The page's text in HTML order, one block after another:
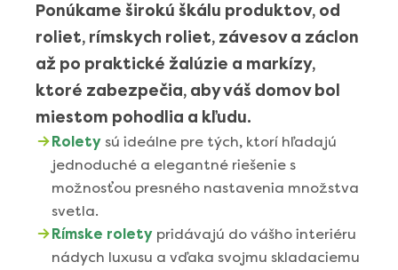
Ponúkame širokú škálu produktov, od
roliet, rímskych roliet, závesov a záclon
až po praktické žalúzie a markízy,
ktoré zabezpečia, aby váš domov bol
miestom pohodlia a kľudu.
Rolety sú ideálne pre tých, ktorí hľadajú
jednoduché a elegantné riešenie s
možnosťou presného nastavenia množstva
svetla.
Rímske rolety pridávajú do vášho interiéru
nádych luxusu a vďaka svojmu skladaciemu